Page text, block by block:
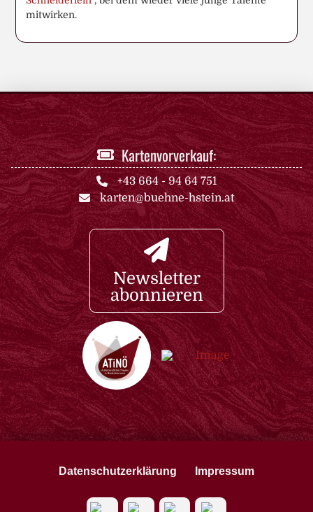
mitwirken.
Kartenvorverkauf:
+43 664 - 94 64 751
karten@buehne-hstein.at
Newsletter
abonnieren
Datenschutzerklärung Impressum